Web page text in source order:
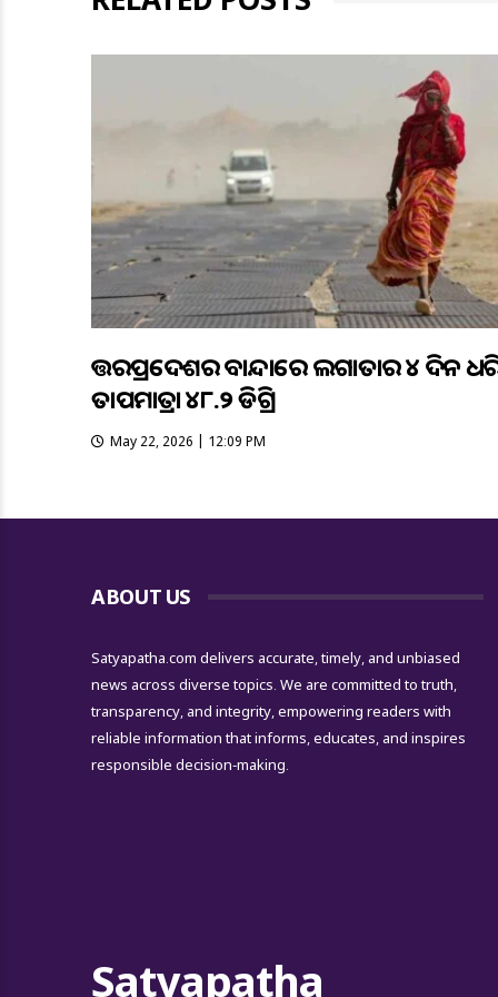
ଉତ୍ତରପ୍ରଦେଶର ବାନ୍ଦାରେ ଲଗାତାର ୪ ଦିନ
ତାପମାତ୍ରା ୪୮.୨ ଡିଗ୍ରି
May 22, 2026 | 12:09 PM
ABOUT US
Satyapatha.com delivers accurate, timely, and unbiased
news across diverse topics. We are committed to truth,
transparency, and integrity, empowering readers with
reliable information that informs, educates, and inspires
responsible decision-making.
Satyapatha